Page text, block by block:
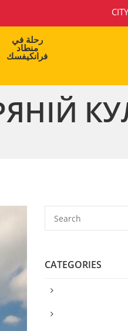
CITY
رحلة في
منطاد
فرانكيفسك
CATEGORIES